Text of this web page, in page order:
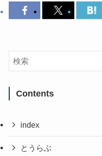
Contents
index
とうらぶ